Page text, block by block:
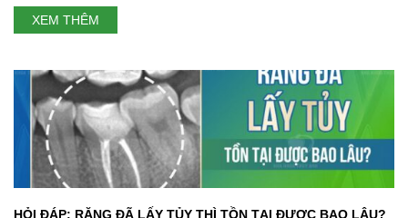
đặt câu hỏi xoay quanh chủ đề này, nổi bật trong số đó là:” Tại
sao phải lấy tủy răng nhiều lần? Liệu có thể điều trị
XEM THÊM
HỎI ĐÁP: RĂNG ĐÃ LẤY TỦY THÌ TỒN TẠI ĐƯỢC BAO LÂU?